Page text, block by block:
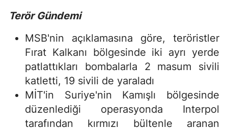
Terör Gündemi
MSB'nin açıklamasına göre, teröristler
Fırat Kalkanı bölgesinde iki ayrı yerde
patlattıkları bombalarla 2 masum sivili
katletti, 19 sivili de yaraladı
MİT'in Suriye'nin Kamışlı bölgesinde
düzenlediği operasyonda Interpol
tarafından kırmızı bültenle aranan